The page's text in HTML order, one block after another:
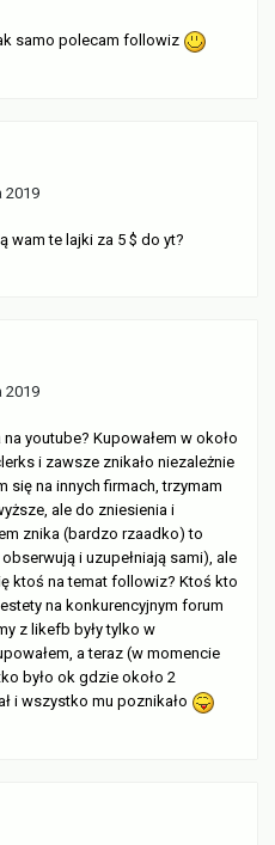
samo polecam followiz
2019
wam te lajki za 5 $ do yt?
2019
youtube? Kupowałem w około
i zawsze znikało niezależnie
się na innych firmach, trzymam
ale do zniesienia i
znika (bardzo rzaadko) to
i uzupełniają sami), ale
ktoś na temat followiz? Ktoś kto
na konkurencyjnym forum
z likefb były tylko w
a teraz (w momencie
było ok gdzie około 2
i wszystko mu poznikało